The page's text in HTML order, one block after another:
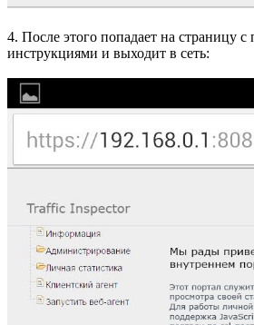
4. После этого попадает на страницу
инструкциями и выходит в сеть: